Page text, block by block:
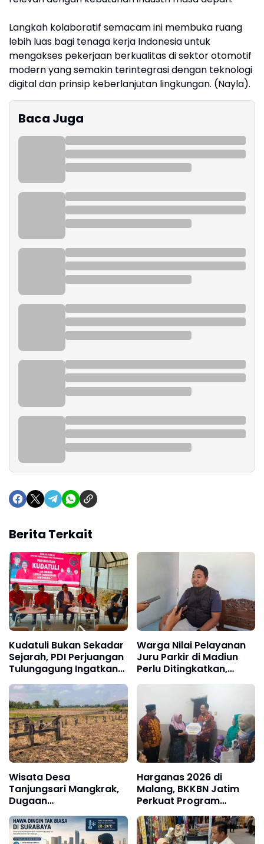
Langkah kolaboratif semacam ini membuka ruang
lebih luas bagi tenaga kerja Indonesia untuk
mengakses pekerjaan berkualitas di sektor otomotif
modern yang semakin terintegrasi dengan teknologi
digital dan prinsip keberlanjutan lingkungan. (Nayla).
Baca Juga
Berita Terkait
Kudatuli Bukan Sekadar
Sejarah, PDI Perjuangan
Tulungagung Ingatkan
Ancaman Kemunduran
Demokrasi
Warga Nilai Pelayanan
Juru Parkir di Madiun
Perlu Ditingkatkan,
Utamakan Kenyamanan
Wisata Desa
Tanjungsari Mangkrak,
Dugaan
Penyalahgunaan Dana
Desa Belum Tuntas
Harganas 2026 di
Malang, BKKBN Jatim
Perkuat Program
GENTING dan
Percepatan Penurunan
Stunting